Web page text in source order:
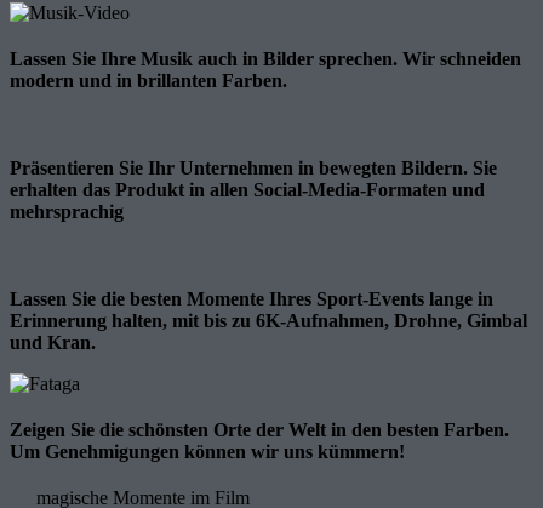
Lassen Sie Ihre Musik auch in Bilder sprechen. Wir schneiden
modern und in brillanten Farben.
Präsentieren Sie Ihr Unternehmen in bewegten Bildern. Sie
erhalten das Produkt in allen Social-Media-Formaten und
mehrsprachig
Lassen Sie die besten Momente Ihres Sport-Events lange in
Erinnerung halten, mit bis zu 6K-Aufnahmen, Drohne, Gimbal
und Kran.
Zeigen Sie die schönsten Orte der Welt in den besten Farben.
Um Genehmigungen können wir uns kümmern!
magische Momente im Film